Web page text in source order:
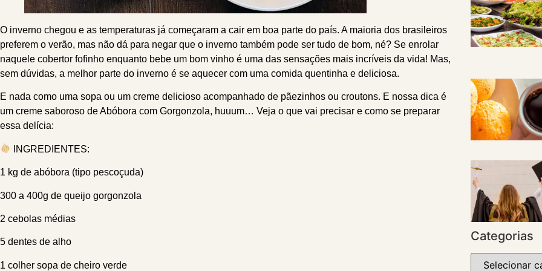
O inverno chegou e as temperaturas já começaram a cair em boa parte do país. A maioria dos brasileiros
preferem o verão, mas não dá para negar que o inverno também pode ser tudo de bom, né? Se enrolar
naquele cobertor fofinho enquanto bebe um bom vinho é uma das sensações mais incríveis da vida! Mas,
sem dúvidas, a melhor parte do inverno é se aquecer com uma comida quentinha e deliciosa.
E nada como uma sopa ou um creme delicioso acompanhado de pãezinhos ou croutons. E nossa dica é
um creme saboroso de Abóbora com Gorgonzola, huuum… Veja o que vai precisar e como se preparar
essa delícia:
INGREDIENTES:
1 kg de abóbora (tipo pescoçuda)
300 a 400g de queijo gorgonzola
2 cebolas médias
5 dentes de alho
1 colher sopa de cheiro verde
Categorias